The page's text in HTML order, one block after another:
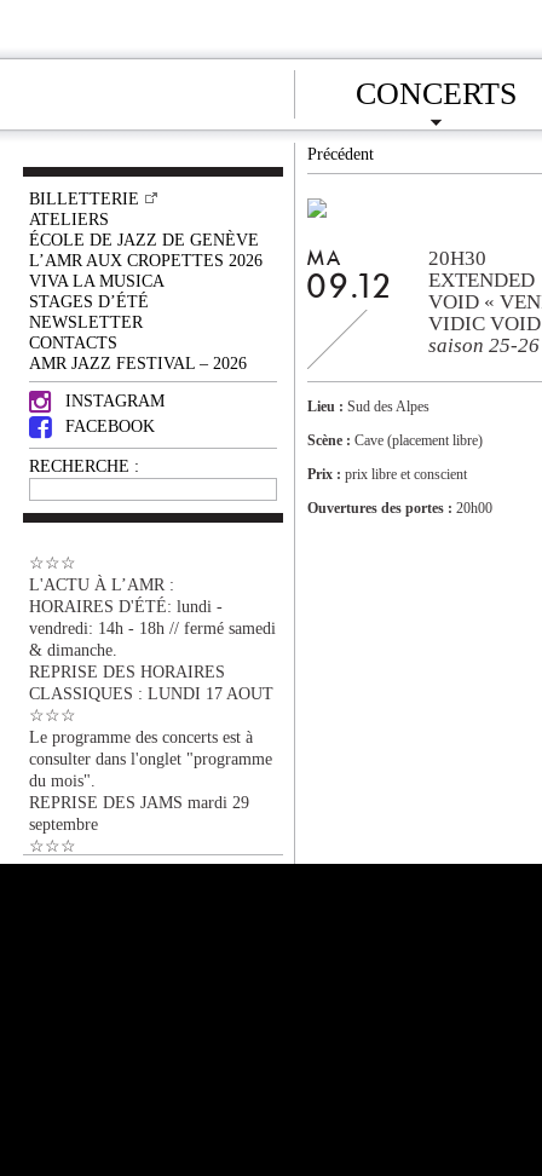
CONCERTS
BILLETTERIE
ATELIERS
ÉCOLE DE JAZZ DE GENÈVE
L’AMR AUX CROPETTES 2026
VIVA LA MUSICA
STAGES D’ÉTÉ
NEWSLETTER
CONTACTS
AMR JAZZ FESTIVAL – 2026
INSTAGRAM
FACEBOOK
RECHERCHE :
☆☆☆
L'ACTU À L’AMR :
HORAIRES D'ÉTÉ: lundi -
vendredi: 14h - 18h // fermé samedi
& dimanche.
REPRISE DES HORAIRES
CLASSIQUES : LUNDI 17 AOUT
☆☆☆
Le programme des concerts est à
consulter dans l'onglet "programme
du mois".
REPRISE DES JAMS mardi 29
septembre
☆☆☆
Précédent
MA
09.12
20H30
EXTENDED
VOID «
VIDIC
saison 25-26
Lieu : Sud des Alpes
Scène : Cave (placement libre)
Prix : prix libre et conscient
Ouvertures des portes : 20h00